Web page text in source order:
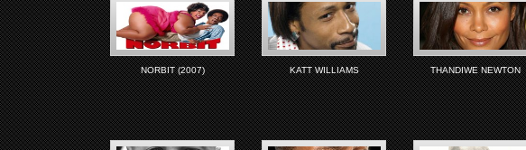
NORBIT (2007) KATT WILLIAMS THANDIWE NEWTON